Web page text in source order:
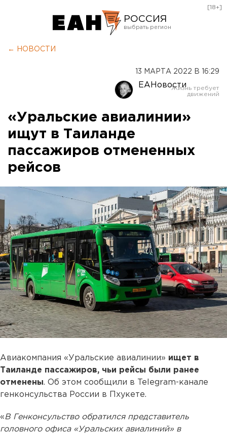
РОССИЯ
Оренбург
[18+]
← НОВОСТИ
13 МАРТА 2022 В 16:29
ЕАНовости
«Уральские авиалинии»
ищут в Таиланде
пассажиров отмененных
рейсов
Авиакомпания «Уральские авиалинии» ищет в
Таиланде пассажиров, чьи рейсы были ранее
отменены. Об этом сообщили в Telegram-канале
генконсульства России в Пхукете.
«В Генконсульство обратился представитель
головного офиса «Уральских авиалиний» в